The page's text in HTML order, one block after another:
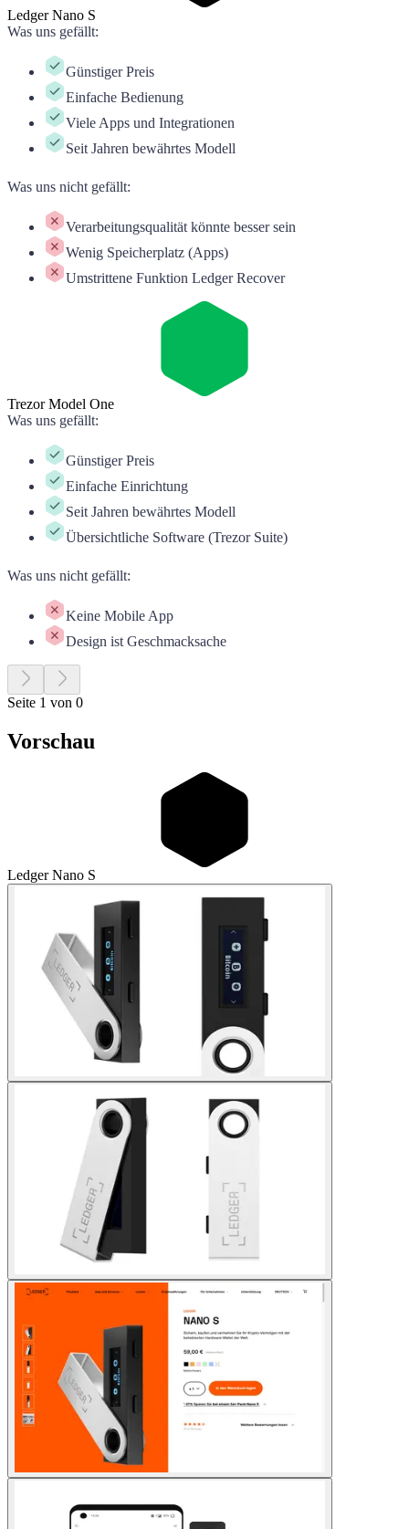
Ledger Nano S
Was uns gefällt:
Günstiger Preis
Einfache Bedienung
Viele Apps und Integrationen
Seit Jahren bewährtes Modell
Was uns nicht gefällt:
Verarbeitungsqualität könnte besser sein
Wenig Speicherplatz (Apps)
Umstrittene Funktion Ledger Recover
Trezor Model One
Was uns gefällt:
Günstiger Preis
Einfache Einrichtung
Seit Jahren bewährtes Modell
Übersichtliche Software (Trezor Suite)
Was uns nicht gefällt:
Keine Mobile App
Design ist Geschmacksache
Seite 1 von 0
Vorschau
Ledger Nano S